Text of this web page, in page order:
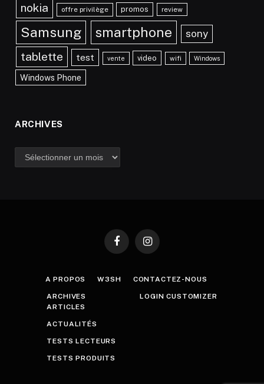
nokia offre privilège promos review
Samsung smartphone sony
tablette test vente video wifi Windows
Windows Phone
ARCHIVES
Archives
FacebookInstagram
A PROPOS W3SH CONTACTEZ-NOUS
ARCHIVES
ARTICLES
ACTUALITÉS
TESTS LECTEURS
TESTS PRODUITS
LOGIN CUSTOMIZER